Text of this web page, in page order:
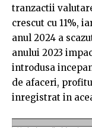
tranzactii
crescut cu 11%,
anul 2024 a
anului 2023
introdusa
de afaceri,
inregistrat in